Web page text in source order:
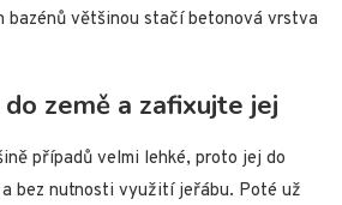
bazénů většinou stačí betonová vrstva
země a zafixujte jej
případů velmi lehké, proto jej do
bez nutnosti využití jeřábu. Poté už